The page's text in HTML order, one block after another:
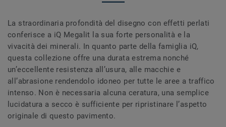
La straordinaria profondità del disegno con effetti perlati
conferisce a iQ Megalit la sua forte personalità e la
vivacità dei minerali. In quanto parte della famiglia iQ,
questa collezione offre una durata estrema nonché
un’eccellente resistenza all’usura, alle macchie e
all’abrasione rendendolo idoneo per tutte le aree a traffico
intenso. Non è necessaria alcuna ceratura, una semplice
lucidatura a secco è sufficiente per ripristinare l’aspetto
originale di questo pavimento.